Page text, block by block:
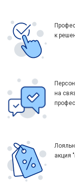
к
на
акция